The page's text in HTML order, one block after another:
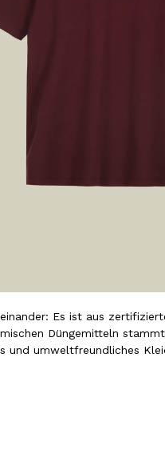
Es ist aus
Düngemitteln
und umweltfreundliches